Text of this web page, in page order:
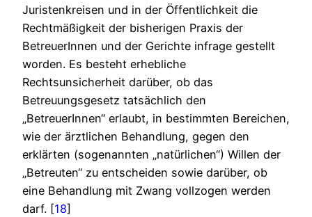
Juristenkreisen und in der Öffentlichkeit die
Rechtmäßigkeit der bisherigen Praxis der
BetreuerInnen und der Gerichte infrage gestellt
worden. Es besteht erhebliche
Rechtsunsicherheit darüber, ob das
Betreuungsgesetz tatsächlich den
„BetreuerInnen“ erlaubt, in bestimmten Bereichen,
wie der ärztlichen Behandlung, gegen den
erklärten (sogenannten „natürlichen“) Willen der
„Betreuten“ zu entscheiden sowie darüber, ob
eine Behandlung mit Zwang vollzogen werden
darf. [18]